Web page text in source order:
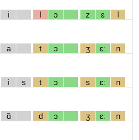
i l ɔ z ɛ l
a t ɔ ʒ ɛː n
i s t ɔ s ɛː n
ɑ̃ d ɔ ʒ ɛː n